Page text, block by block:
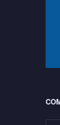
Footer sidebar